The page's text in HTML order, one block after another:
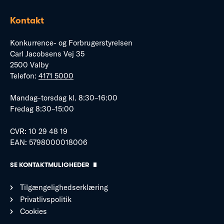
Kontakt
Konkurrence- og Forbrugerstyrelsen
Carl Jacobsens Vej 35
2500 Valby
Telefon: 4171 5000
Mandag–torsdag kl. 8:30–16:00
Fredag 8:30–15:00
CVR: 10 29 48 19
EAN: 5798000018006
SE KONTAKTMULIGHEDER
Tilgængelighedserklæring
Privatlivspolitik
Cookies